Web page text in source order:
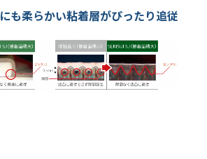
も柔らかい粘着層がぴったり追従